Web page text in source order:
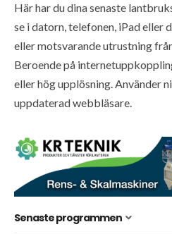
Här har du dina senaste
se i datorn, telefonen, iPad eller
eller motsvarande utrustning
Beroende på
eller hög upplösning. Använder
uppdaterad webbläsare.
Senaste programmen